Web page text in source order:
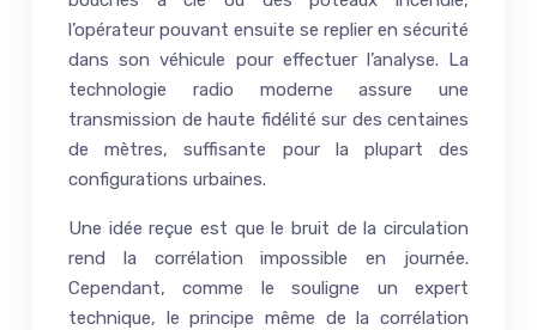
l’opérateur pouvant ensuite se replier en sécurité
dans son véhicule pour effectuer l’analyse. La
technologie radio moderne assure une
transmission de haute fidélité sur des centaines
de mètres, suffisante pour la plupart des
configurations urbaines.
Une idée reçue est que le bruit de la circulation
rend la corrélation impossible en journée.
Cependant, comme le souligne un expert
technique, le principe même de la corrélation